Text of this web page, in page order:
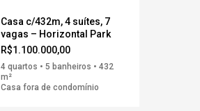
Casa c/432m, 4 suítes, 7
vagas – Horizontal Park
R$1.100.000,00
4 quartos • 5 banheiros • 432
m²
Casa fora de condomínio